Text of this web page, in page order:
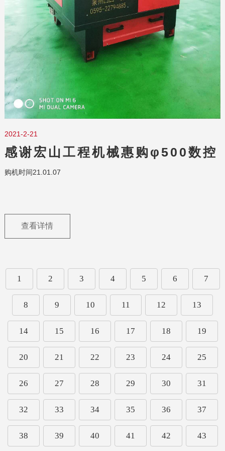
2021-2-21
感谢宏山工程机械惠购φ500数控
引导轮焊机
购机时间21.01.07
查看详情
1 2 3 4 5 6 7
8 9 10 11 12 13
14 15 16 17 18 19
20 21 22 23 24 25
26 27 28 29 30 31
32 33 34 35 36 37
38 39 40 41 42 43